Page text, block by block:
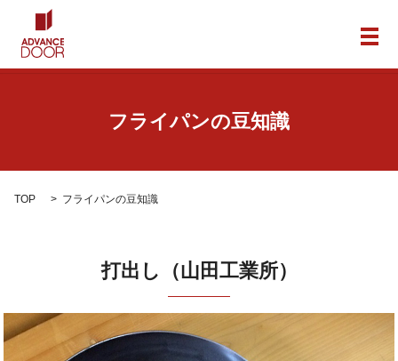
メ
フライパンの豆知識
TOP フライパンの豆知識
打出し（山田工業所）